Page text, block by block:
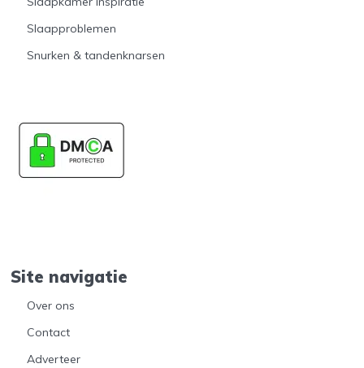
Slaapproblemen
Snurken & tandenknarsen
Site navigatie
Over ons
Contact
Adverteer